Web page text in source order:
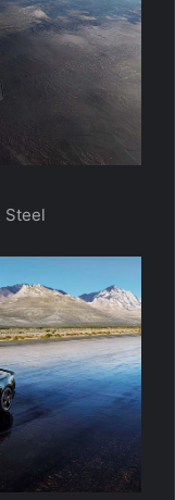
Steel